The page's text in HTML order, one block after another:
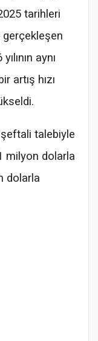
tarihleri
gerçekleşen
aynı
artış hızı
talebiyle
milyon dolarla
dolarla